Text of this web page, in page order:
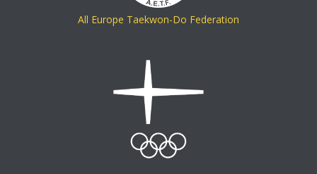
All Europe Taekwon-Do Federation